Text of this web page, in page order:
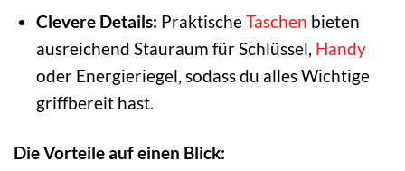
Clevere Details: PraktischeTaschen bieten
ausreichend Stauraum für Schlüssel, Handy
oder Energieriegel, sodass du alles Wichtige
griffbereit hast.
Die Vorteile auf einen Blick: